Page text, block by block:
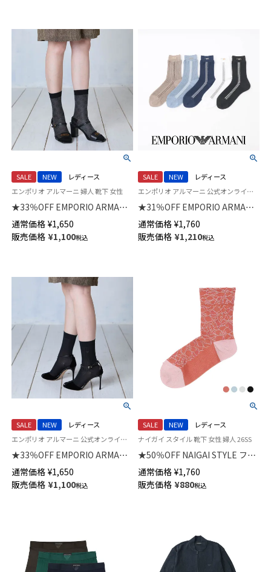
SALE NEW
レディース
エンポリオ アルマーニ 婦人 靴下 女性
★33％OFF EMPORIO ARMANI
イーグル ジャガード クルー丈
ソックス レディース 日本製
03447103
通常価格 ¥1,650
販売価格 ¥1,100税込
SALE NEW
レディース
エンポリオ アルマーニ 公式オンラインショップ 婦人 靴下
★31％OFF EMPORIO ARMANI
アイレット ストライプ クルー
丈 ソックス レディース 日本製
03447102
通常価格 ¥1,760
販売価格 ¥1,210税込
SALE NEW
レディース
エンポリオ アルマーニ 公式オンラインショップ 婦人 靴下
★33％OFF EMPORIO ARMANI
ラメ リブ クルー丈 ソックス レ
ディース 日本製 03447100
通常価格 ¥1,650
販売価格 ¥1,100税込
SALE NEW
レディース
ナイガイ スタイル 靴下 女性 婦人 26SS
★50％OFF NAIGAI STYLE フラ
ワー レース フロート クルー丈
レディース ソックス 日本製
03097113
通常価格 ¥1,760
販売価格 ¥880税込